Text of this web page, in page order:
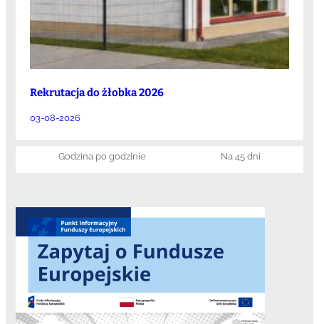
Rekrutacja do żłobka 2026
03-08-2026
Godzina po godzinie Na 45 dni